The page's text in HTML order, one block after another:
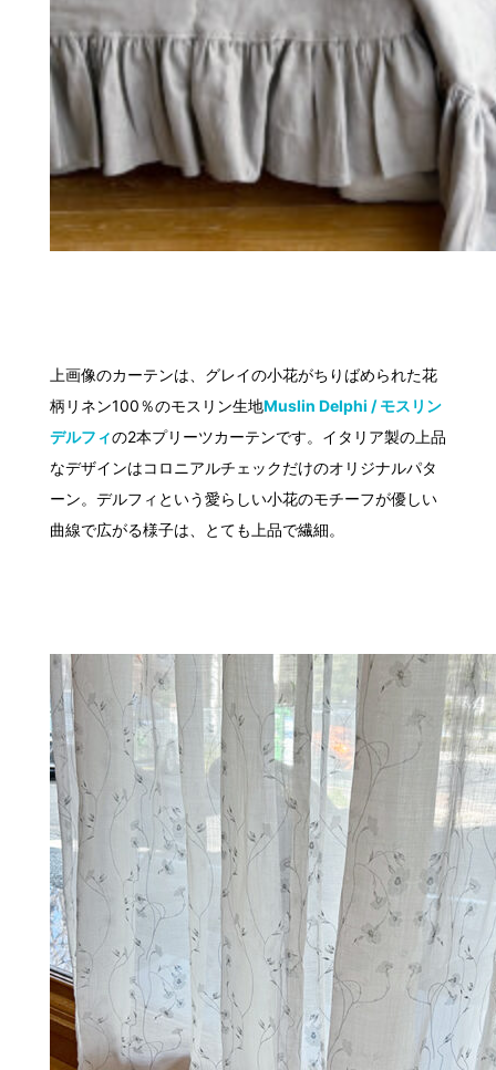
上画像のカーテンは、グレイの小花がちりばめられた花
柄リネン100％のモスリン生地Muslin Delphi / モスリン
デルフィの2本プリーツカーテンです。イタリア製の上品
なデザインはコロニアルチェックだけのオリジナルパタ
ーン。デルフィという愛らしい小花のモチーフが優しい
曲線で広がる様子は、とても上品で繊細。